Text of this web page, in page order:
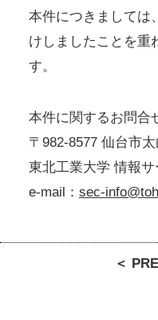
本件につきましては
けしましたことを重
す。
本件に関するお問合
〒982-8577 仙台市
東北工業大学 情報
e-mail： sec-
＜